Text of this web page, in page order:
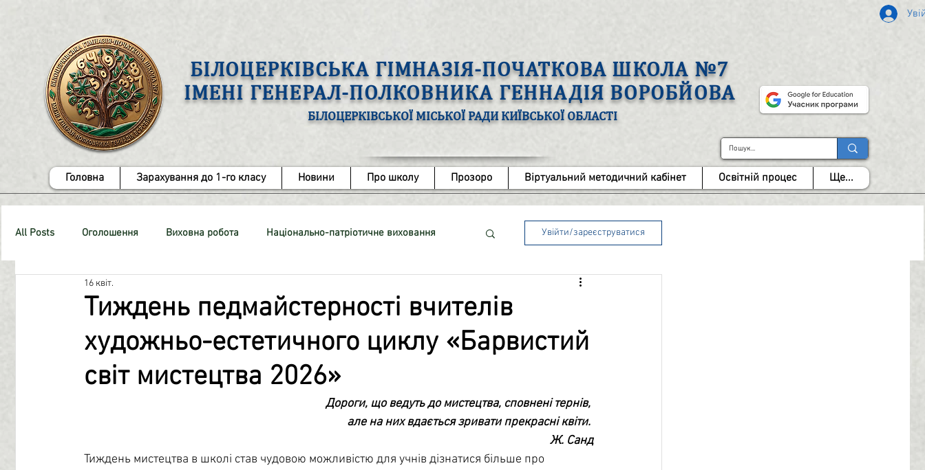
БІЛОЦЕРКІВСЬКА ГІМНАЗІЯ-ПОЧАТКОВА ШКОЛА №7
ІМЕНІ ГЕНЕРАЛ-ПОЛКОВНИКА ГЕННАДІЯ ВОРОБЙОВА
БІЛОЦЕРКІВСЬКОЇ МІСЬКОЇ РАДИ КИЇВСЬКОЇ ОБЛАСТІ
Головна Зарахування до 1-го класу Новини Про школу Прозоро Віртуальний методичний кабінет Освітній процес Ще...
All Posts Оголошення Виховна робота Національно-патріотичне виховання
СТОП-Булінг!
Профорієнтація Бібліотечний центр Психологічна служба Освітня безпека
Увійти/зареєструватися
Тиждень педмайстерності вчителів
художньо-естетичного циклу «Барвистий
світ мистецтва 2026»
16 квіт.
Дороги, що ведуть до мистецтва, сповнені тернів,
але на них вдається зривати прекрасні квіти.
Ж. Санд
Тиждень мистецтва в школі став чудовою можливістю для учнів дізнатися більше про